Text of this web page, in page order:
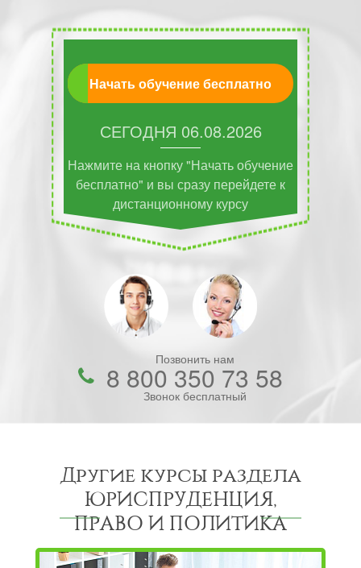
Начать обучение бесплатно
СЕГОДНЯ 06.08.2026
Нажмите на кнопку "Начать обучение
бесплатно" и вы сразу перейдете к
дистанционному курсу
Позвонить нам
8 800 350 73 58
Звонок бесплатный
Другие курсы раздела
ЮРИСПРУДЕНЦИЯ,
ПРАВО И ПОЛИТИКА